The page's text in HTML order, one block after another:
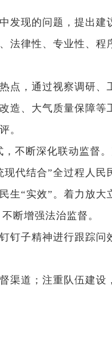
发现的问题，提出建
法律性、专业性、程
点，通过视察调研、
造、大气质量保障等
。
不断深化联动监督
代结合”全过程人民
生“实效”。着力放大
断增强法治监督。
钉子精神进行跟踪问
道；注重队伍建设